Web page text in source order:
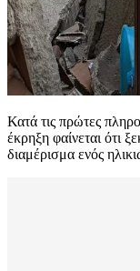
Κατά τις πρώτες
έκρηξη φαίνεται ότι
διαμέρισμα ενός